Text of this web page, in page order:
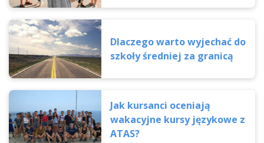
Dlaczego warto wyjechać do
szkoły średniej za granicą
Jak kursanci oceniają
wakacyjne kursy językowe z
ATAS?